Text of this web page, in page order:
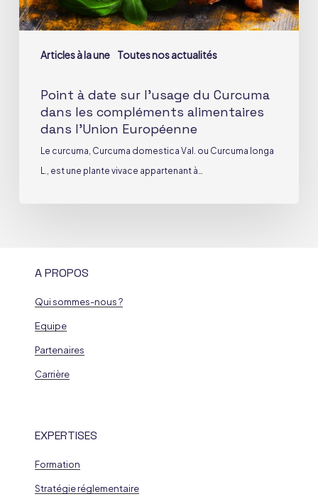
Articles à la une Toutes nos actualités
les
compléments
alimentaires
l’Union
Européenne
Point à date sur l’usage du Curcuma
dans les compléments alimentaires
dans l’Union Européenne
Le curcuma, Curcuma domestica Val. ou Curcuma longa
L., est une plante vivace appartenant à…
A PROPOS
Qui sommes-nous ?
Equipe
Partenaires
Carrière
EXPERTISES
Formation
Stratégie réglementaire